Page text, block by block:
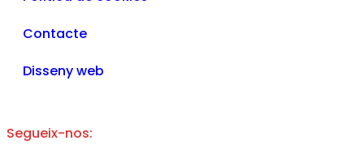
Contacte
Disseny web
Segueix-nos: